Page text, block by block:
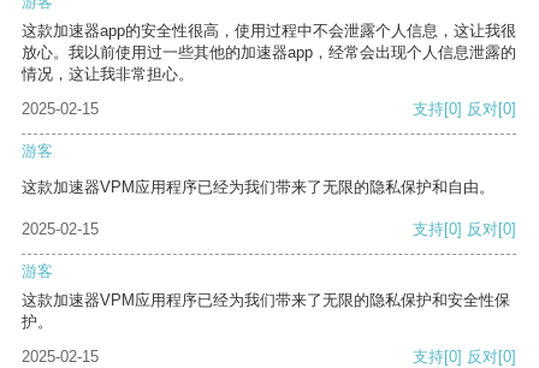
这款加速器app的安全性很高，使用过程中不会泄露个人信息，这让我很
放心。我以前使用过一些其他的加速器app，经常会出现个人信息泄露的
情况，这让我非常担心。
2025-02-15
支持[0] 反对[0]
游客
这款加速器VPM应用程序已经为我们带来了无限的隐私保护和自由。
2025-02-15 支持[0] 反对[0]
游客
这款加速器VPM应用程序已经为我们带来了无限的隐私保护和安全性保
护。
2025-02-15
支持[0] 反对[0]